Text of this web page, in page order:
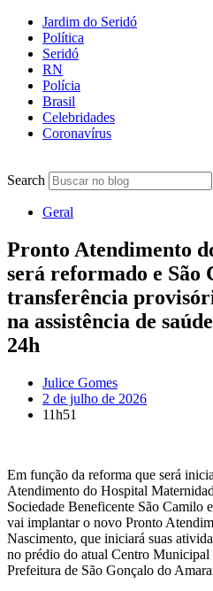
Jardim do Seridó
Política
Seridó
RN
Polícia
Brasil
Celebridades
Coronavírus
Search
Geral
Pronto Atendimento
será reformado e São
transferência
na assistência de
24h
Julice Gomes
2 de julho de 2026
11h51
Em função da reforma que será
Atendimento do Hospital
Sociedade Beneficente São Camilo
vai implantar o novo Pronto
Nascimento, que iniciará suas
no prédio do atual Centro Municipal
Prefeitura de São Gonçalo do